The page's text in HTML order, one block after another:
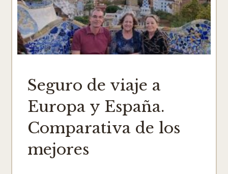
Seguro de viaje a
Europa y España.
Comparativa de los
mejores